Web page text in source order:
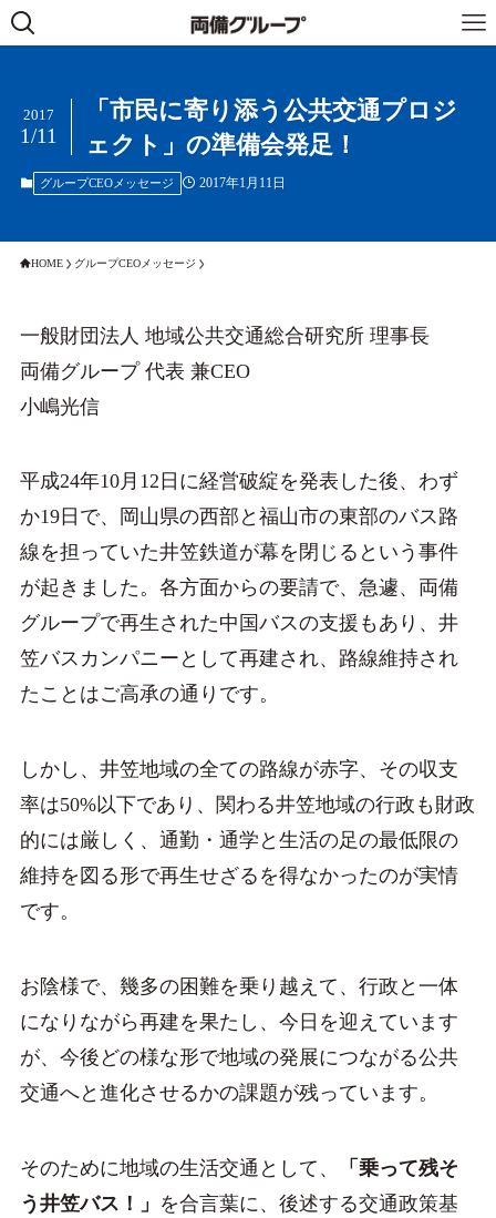
「市民に寄り添う公共交通プロジ
ェクト」の準備会発足！
2017
1/11
グループCEOメッセージ 2017年1月11日
HOME グループCEOメッセージ
一般財団法人 地域公共交通総合研究所 理事長
両備グループ 代表 兼CEO
小嶋光信
平成24年10月12日に経営破綻を発表した後、わず
か19日で、岡山県の西部と福山市の東部のバス路
線を担っていた井笠鉄道が幕を閉じるという事件
が起きました。各方面からの要請で、急遽、両備
グループで再生された中国バスの支援もあり、井
笠バスカンパニーとして再建され、路線維持され
たことはご高承の通りです。
しかし、井笠地域の全ての路線が赤字、その収支
率は50%以下であり、関わる井笠地域の行政も財政
的には厳しく、通勤・通学と生活の足の最低限の
維持を図る形で再生せざるを得なかったのが実情
です。
お陰様で、幾多の困難を乗り越えて、行政と一体
になりながら再建を果たし、今日を迎えています
が、今後どの様な形で地域の発展につながる公共
交通へと進化させるかの課題が残っています。
そのために地域の生活交通として、
「乗って残そ
う井笠バス！」 を合言葉に、後述する交通政策基